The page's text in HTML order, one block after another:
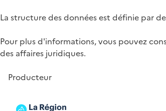
La structure des données est définie par
Pour plus d'informations, vous pouvez
des affaires juridiques.
Producteur